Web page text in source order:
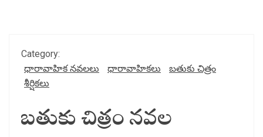
Category:
ధారావాహిక నవలలు
ధారావాహికలు
బతుకు చిత్రం
శీర్షికలు
బతుకు చిత్రం నవల